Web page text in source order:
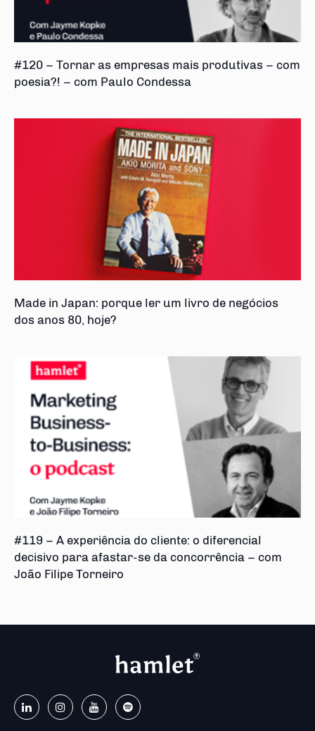
#120 – Tornar as empresas mais produtivas – com
poesia?! – com Paulo Condessa
Made in Japan: porque ler um livro de negócios
dos anos 80, hoje?
#119 – A experiência do cliente: o diferencial
decisivo para afastar-se da concorrência – com
João Filipe Torneiro